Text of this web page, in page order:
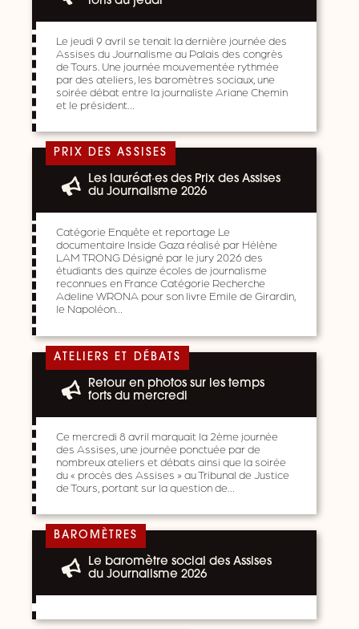
Le jeudi 9 avril se tenait la dernière journée des
Assises du Journalisme au Palais des congrès
de Tours. Une journée mouvementée rythmée
par des ateliers, les baromètres sociaux, une
soirée débat entre la journaliste Ariane Chemin
et le président…
PRIX DES ASSISES
Les lauréat·es des Prix des Assises
du Journalisme 2026
Catégorie Enquête et reportage Le
documentaire Inside Gaza réalisé par Hélène
LAM TRONG Désigné par le jury 2026 des
étudiants des quinze écoles de journalisme
reconnues en France Catégorie Recherche
Adeline WRONA pour son livre Emile de Girardin,
le Napoléon…
ATELIERS ET DÉBATS
Retour en photos sur les temps
forts du mercredi
Ce mercredi 8 avril marquait la 2ème journée
des Assises, une journée ponctuée par de
nombreux ateliers et débats ainsi que la soirée
du « procès des Assises » au Tribunal de Justice
de Tours, portant sur la question de…
BAROMÈTRES
Le baromètre social des Assises
du Journalisme 2026